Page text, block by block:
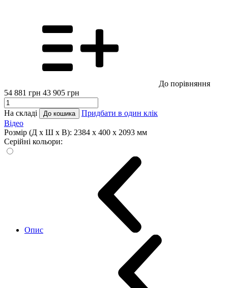
До порівняння
54 881 грн 43 905 грн
На складі До кошика
Придбати в один клік
Відео
Розмір (Д x Ш x В): 2384 x 400 x 2093 мм
Серійні кольори:
Опис